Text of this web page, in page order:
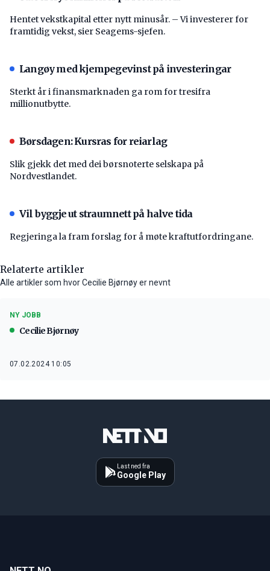
Hentet vekstkapital etter nytt minusår. – Vi investerer for
framtidig vekst, sier Seagems-sjefen.
Langøy med kjempegevinst på investeringar
Sterkt år i finansmarknaden ga rom for tresifra
millionutbytte.
Børsdagen: Kursras for reiarlag
Slik gjekk det med dei børsnoterte selskapa på
Nordvestlandet.
Vil byggje ut straumnett på halve tida
Regjeringa la fram forslag for å møte kraftutfordringane.
Relaterte artikler
Alle artikler som hvor Cecilie Bjørnøy er nevnt
NY JOBB
Cecilie Bjørnøy
07.02.2024 10:05
Last ned fra
Google Play